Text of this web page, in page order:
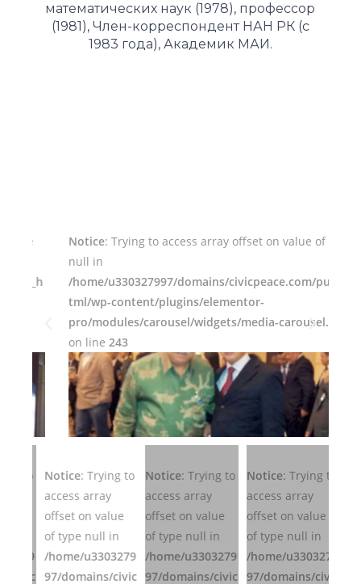
математических наук (1978), профессор
(1981), Член-корреспондент НАН РК (с
1983 года), Академик МАИ.
Notice : Trying to access array offset on value of type
/home/u330327997/domains/civicpeace.com/public_h
tml/wp-content/plugins/elementor-
pro/modules/carousel/widgets/media-carousel.php
on line243
Notice: Trying to
access array
offset on value
of type null in
/home/u3303279
97/domains/civic
Notice: Trying to
access array
offset on value
of type null in
/home/u3303279
97/domains/civic
Notice: Trying to
access array
offset on value
of type null in
/home/u3303279
97/domains/civic